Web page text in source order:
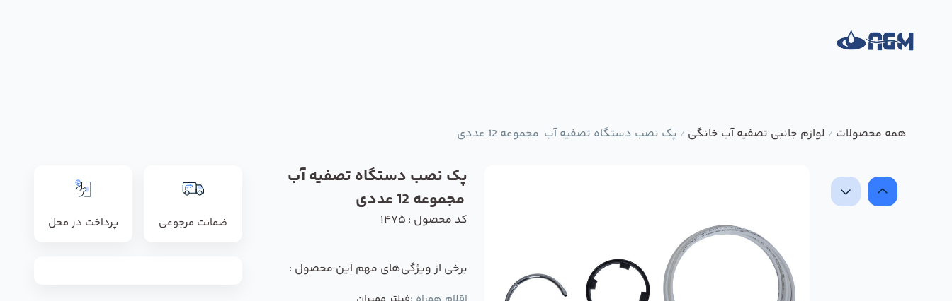
همه محصولات / لوازم جانبی تصفیه آب خانگی / پک نصب دستگاه تصفیه آب مجموعه 12 عددی
پک نصب دستگاه تصفیه آب
مجموعه 12 عددی
کد محصول : 1475
برخی از ویژگی‌های مهم این محصول :
ضمانت مرجوعی پرداخت در محل